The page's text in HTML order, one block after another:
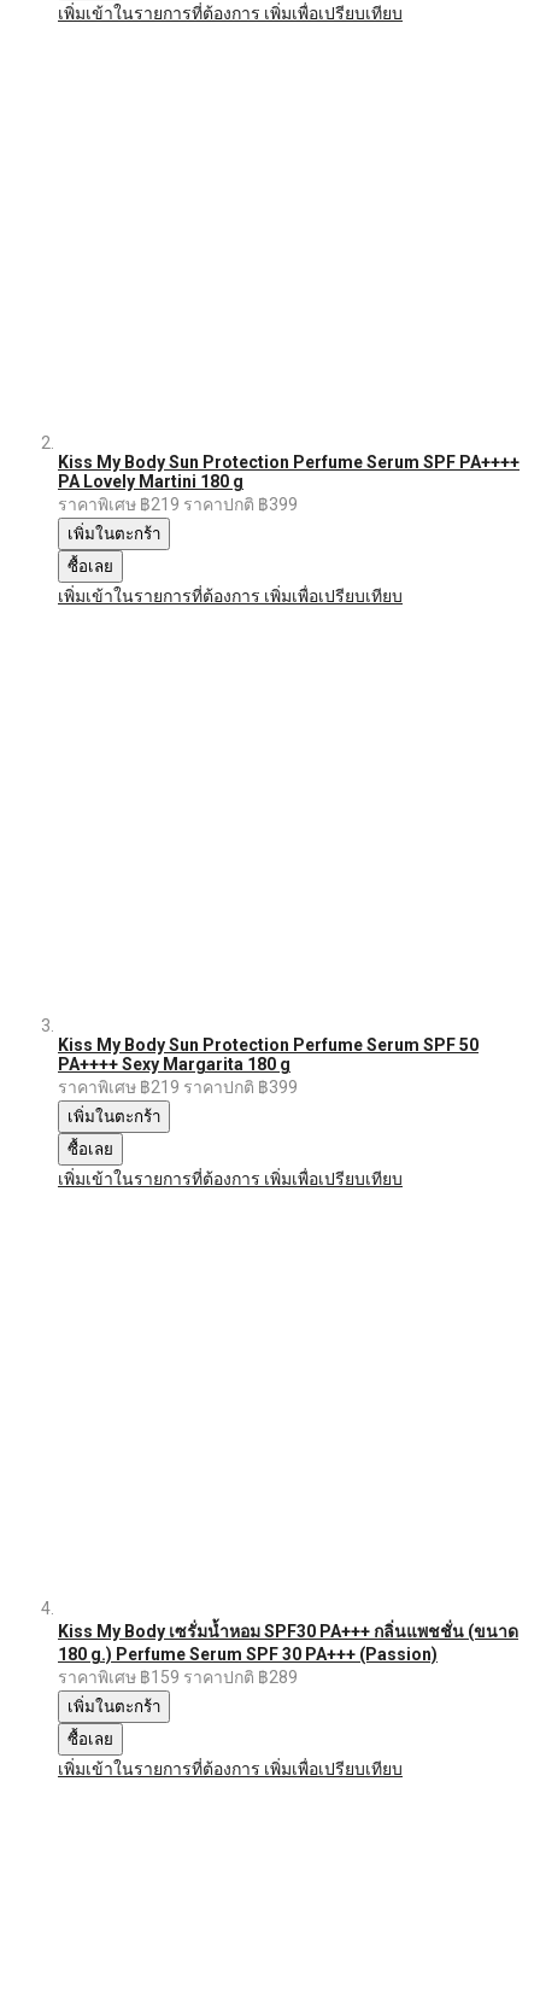
เพิ่มเข้าในรายการที่ต้องการ เพิ่มเพื่อเปรียบเทียบ
Kiss My Body Sun Protection Perfume Serum SPF PA++++
PA Lovely Martini 180 g
ราคาพิเศษ ฿219 ราคาปกติ ฿399
เพิ่มในตะกร้า
ซื้อเลย
เพิ่มเข้าในรายการที่ต้องการ เพิ่มเพื่อเปรียบเทียบ
Kiss My Body Sun Protection Perfume Serum SPF 50
PA++++ Sexy Margarita 180 g
ราคาพิเศษ ฿219 ราคาปกติ ฿399
เพิ่มในตะกร้า
ซื้อเลย
เพิ่มเข้าในรายการที่ต้องการ เพิ่มเพื่อเปรียบเทียบ
Kiss My Body เซรั่มน้ำหอม SPF30 PA+++ กลิ่นแพชชั่น (ขนาด
180 g.) Perfume Serum SPF 30 PA+++ (Passion)
ราคาพิเศษ ฿159 ราคาปกติ ฿289
เพิ่มในตะกร้า
ซื้อเลย
เพิ่มเข้าในรายการที่ต้องการ เพิ่มเพื่อเปรียบเทียบ